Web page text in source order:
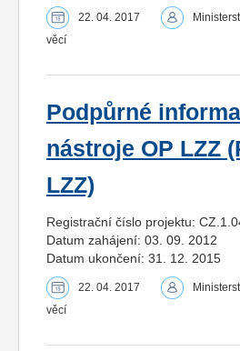
22. 04. 2017
věcí
Podpůrné
nástroje OP LZZ
LZZ)
Registrační číslo projektu:
Datum zahájení: 03. 09. 2012
Datum ukončení: 31. 12. 2015
22. 04. 2017
věcí